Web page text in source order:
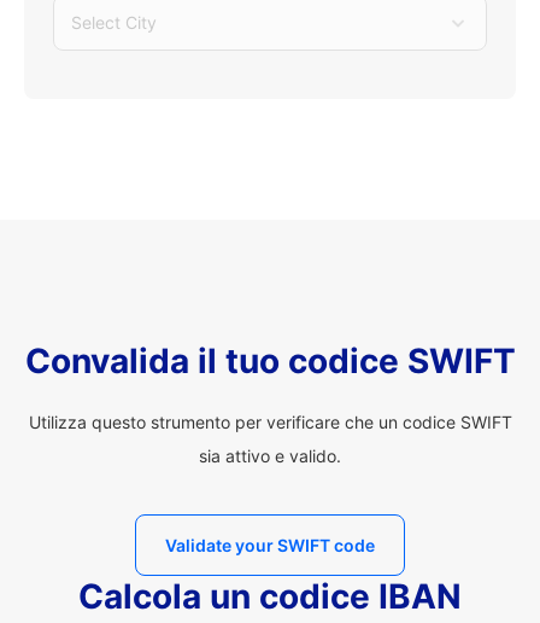
Select City
Convalida il tuo codice SWIFT
Utilizza questo strumento per verificare che un codice SWIFT
sia attivo e valido.
Validate your SWIFT code
Calcola un codice IBAN